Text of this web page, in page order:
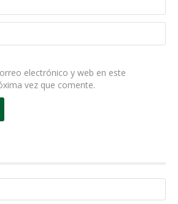
electrónico y web en este
vez que comente.